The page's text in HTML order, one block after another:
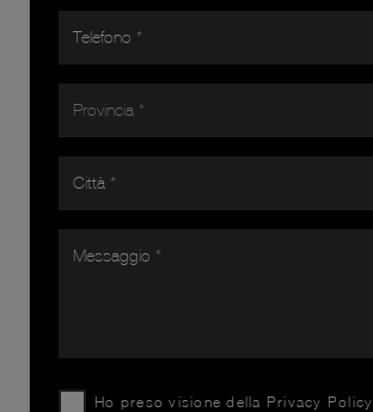
Ho preso visione della Privacy Policy